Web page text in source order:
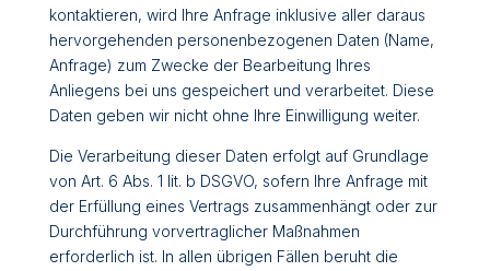
kontaktieren, wird Ihre Anfrage inklusive aller daraus
hervorgehenden personenbezogenen Daten (Name,
Anfrage) zum Zwecke der Bearbeitung Ihres
Anliegens bei uns gespeichert und verarbeitet. Diese
Daten geben wir nicht ohne Ihre Einwilligung weiter.
Die Verarbeitung dieser Daten erfolgt auf Grundlage
von Art. 6 Abs. 1 lit. b DSGVO, sofern Ihre Anfrage mit
der Erfüllung eines Vertrags zusammenhängt oder zur
Durchführung vorvertraglicher Maßnahmen
erforderlich ist. In allen übrigen Fällen beruht die